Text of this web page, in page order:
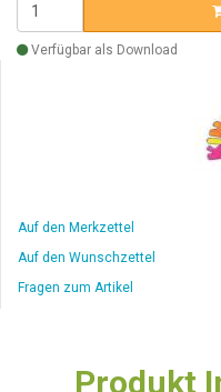
Verfügbar als Download
Auf den Merkzettel
Auf den Wunschzettel
Fragen zum Artikel
Produkt